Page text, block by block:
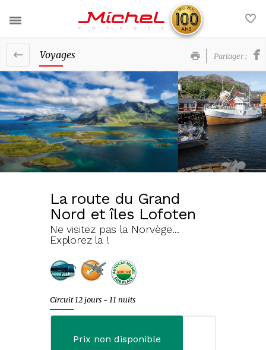
Nos voyages
France
Europe
Afrique et Moyen-Orient
Asie et Océanie
Evènements
Escapades citadines
Nos services
Actualités
Contact
Voyages groupe
Nos brochures
La société
Voyages Partager :
La route du Grand
Nord et îles Lofoten
Ne visitez pas la Norvège...
Explorez la !
Circuit 12 jours - 11 nuits
Prix non disponible